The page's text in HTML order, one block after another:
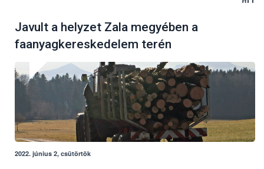
Javult a helyzet Zala megyében a
faanyagkereskedelem terén
2022. június 2, csütörtök